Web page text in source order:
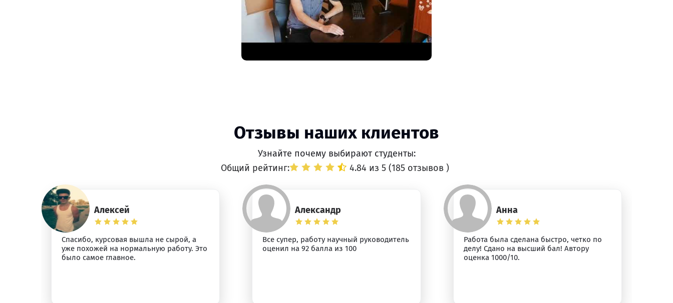
Отзывы наших клиентов
Узнайте почему выбирают студенты:
Общий рейтинг:
4.84 из 5 (185 отзывов )
Алексей
Спасибо, курсовая вышла не сырой, а
уже похожей на нормальную работу. Это
было самое главное.
Александр
Все супер, работу научный руководитель
оценил на 92 балла из 100
Анна
Работа была сделана быстро, четко по
делу! Сдано на высший бал! Автору
оценка 1000/10.